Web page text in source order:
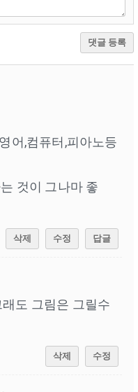
댓글 등록
어,컴퓨터,피아노등
것이 그나마 좋
삭제 수정 답글
도 그림은 그릴수
삭제 수정